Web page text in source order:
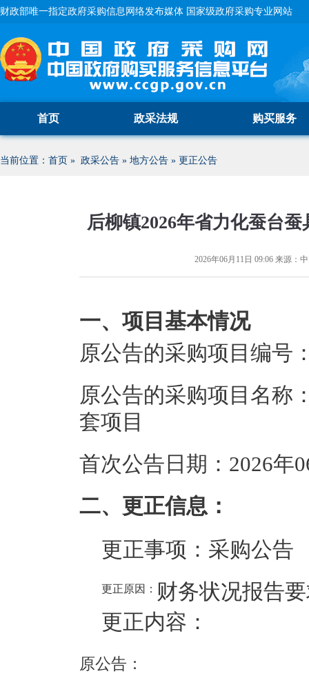
财政部唯一指定政府采购信息网络发布媒体 国家级政府采购专业网站
首页 政采法规 购买服务
当前位置： 首页 » 政采公告 » 地方公告 » 更正公告
后柳镇2026年省力化蚕台
2026年06月11日 09:06 来源：
一、项目基本情况
原公告的采购项目编号
原公告的采购项目名称
套项目
首次公告日期：2026年
二、更正信息：
更正事项： 采购公告
更正原因： 财务状况报告
更正内容：
原公告：